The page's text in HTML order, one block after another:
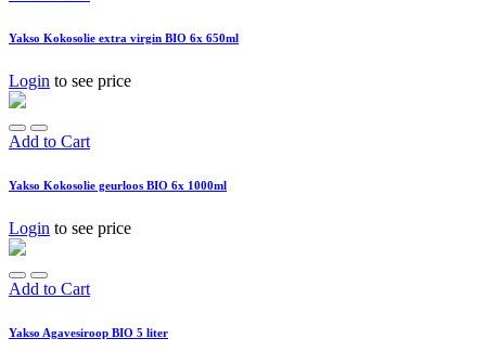
Yakso Kokosolie extra virgin BIO 6x 650ml
Login to see price
Add to Cart
Yakso Kokosolie geurloos BIO 6x 1000ml
Login to see price
Add to Cart
Yakso Agavesiroop BIO 5 liter